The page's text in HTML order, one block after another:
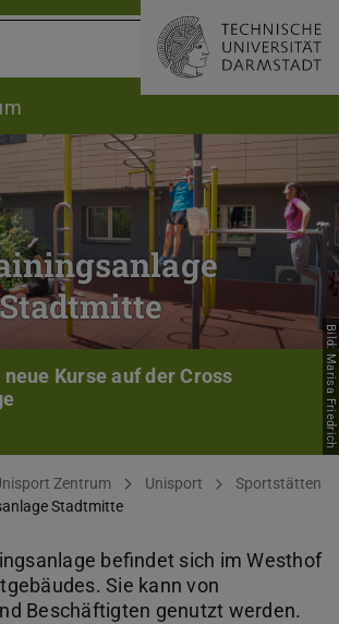
Kurse auf der Cross
Bild: Marisa Friedrich
Zentrum Unisport
Sportstätten
Stadtmitte
befindet sich im Westhof
Sie kann von
Beschäftigten genutzt werden.